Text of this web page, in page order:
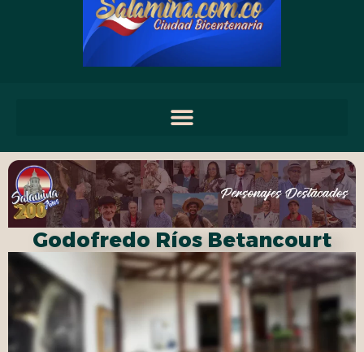
Godofredo Ríos Betancourt